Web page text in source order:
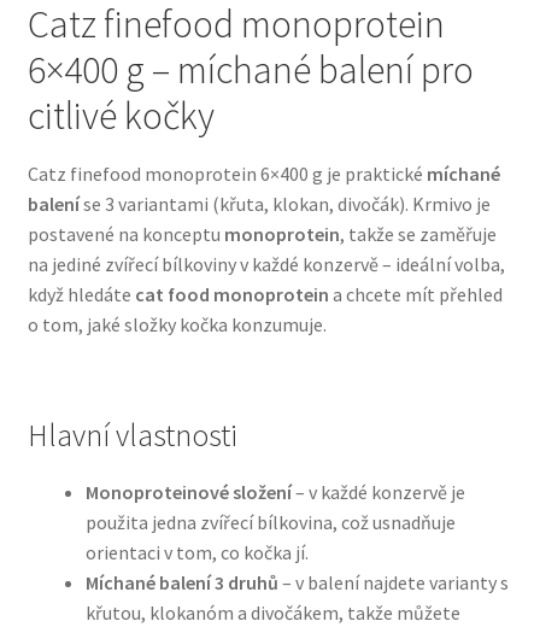
Bozita pro psy — Švédské krmivo s nordickou kvalitou
Brit pro psy
Granule pro psy
Natural Trainer pro psy — Italské krmivo s
přírodními složkami
Konzervy a kapsičky pro psy
N&D Farmina pro psy — Italské holistic krmivo
Catz finefood monoprotein
6×400 g – míchané balení pro
citlivé kočky
Catz finefood monoprotein 6×400 g je praktické míchané
baleníse 3 variantami (křuta, klokan, divočák). Krmivo je
postavené na konceptu monoprotein, takže se zaměřuje
na jediné zvířecí bílkoviny v každé konzervě – ideální volba,
když hledáte cat food monoprotein a chcete mít přehled
o tom, jaké složky kočka konzumuje.
Hlavní vlastnosti
Monoproteinové složení– v každé konzervě je
použita jedna zvířecí bílkovina, což usnadňuje
orientaci v tom, co kočka jí.
Míchané balení 3 druhů – v balení najdete varianty s
křutou, klokanóm a divočákem, takže můžete